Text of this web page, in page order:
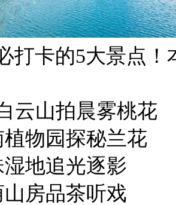
打卡的5大景点
云山拍晨雾桃花
植物园探秘兰花
湿地追光逐影
山房品茶听戏